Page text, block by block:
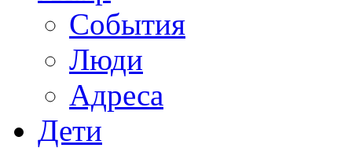
События
Люди
Адреса
Дети